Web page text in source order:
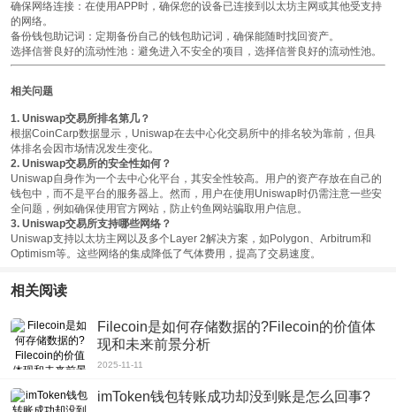
确保网络连接 ：在使用APP时，确保您的设备已连接到以太坊主网或其他受支持
的网络。
备份钱包助记词 ：定期备份自己的钱包助记词，确保能随时找回资产。
选择信誉良好的流动性池 ：避免进入不安全的项目，选择信誉良好的流动性池。
相关问题
1. Uniswap交易所排名第几？
根据CoinCarp数据显示，Uniswap在去中心化交易所中的排名较为靠前，但具
体排名会因市场情况发生变化。
2. Uniswap交易所的安全性如何？
Uniswap自身作为一个去中心化平台，其安全性较高。用户的资产存放在自己的
钱包中，而不是平台的服务器上。然而，用户在使用Uniswap时仍需注意一些安
全问题，例如确保使用官方网站，防止钓鱼网站骗取用户信息。
3. Uniswap交易所支持哪些网络？
Uniswap支持以太坊主网以及多个Layer 2解决方案，如Polygon、Arbitrum和
Optimism等。这些网络的集成降低了气体费用，提高了交易速度。
相关阅读
Filecoin是如何存储数据的?Filecoin的价值体
现和未来前景分析
2025-11-11
imToken钱包转账成功却没到账是怎么回事?